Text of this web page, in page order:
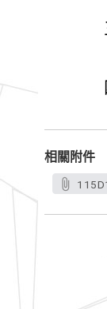
相關附件